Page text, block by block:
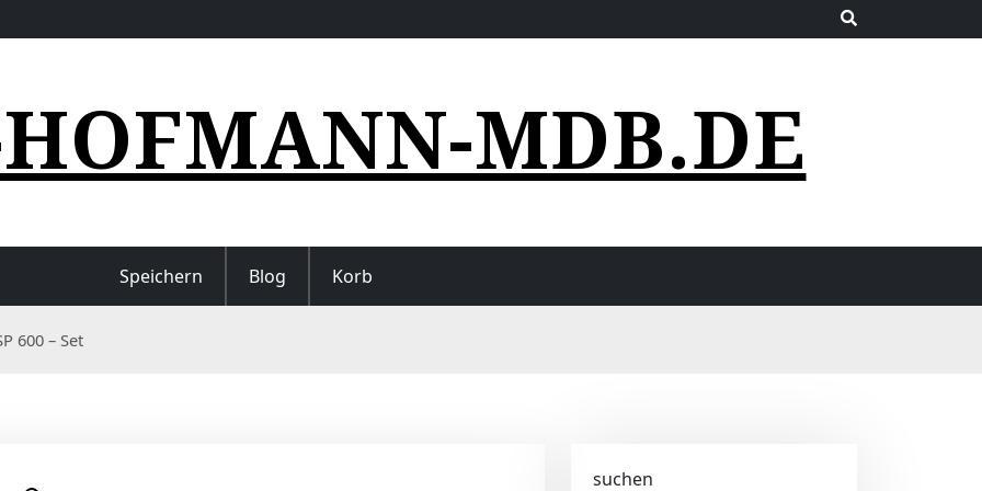
MDB.DE
Speichern Blog Korb
600 – Set
suchen